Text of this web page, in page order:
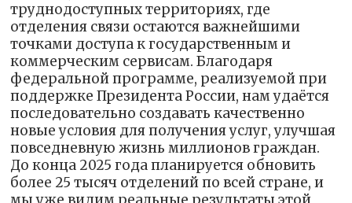
труднодоступных территориях, где
отделения связи остаются важнейшими
точками доступа к государственным и
коммерческим сервисам. Благодаря
федеральной программе, реализуемой при
поддержке Президента России, нам удаётся
последовательно создавать качественно
новые условия для получения услуг, улучшая
повседневную жизнь миллионов граждан.
До конца 2025 года планируется обновить
более 25 тысяч отделений по всей стране, и